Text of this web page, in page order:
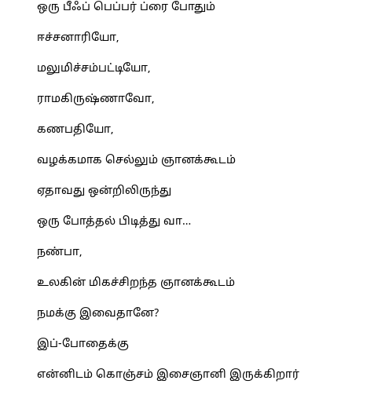
ஒரு பீஃப் பெப்பர் ப்ரை போதும்
ஈச்சனாரியோ,
மலுமிச்சம்பட்டியோ,
ராமகிருஷ்ணாவோ,
கணபதியோ,
வழக்கமாக செல்லும் ஞானக்கூடம்
ஏதாவது ஒன்றிலிருந்து
ஒரு போத்தல் பிடித்து வா…
நண்பா,
உலகின் மிகச்சிறந்த ஞானக்கூடம்
நமக்கு இவைதானே?
இப்-போதைக்கு
என்னிடம் கொஞ்சம் இசைஞானி இருக்கிறார்